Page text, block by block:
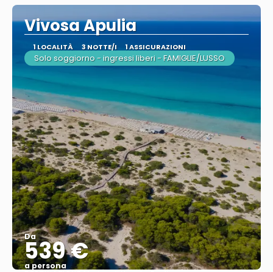
Vivosa Apulia
1 LOCALITÀ 3 NOTTE/I 1 ASSICURAZIONI
Solo soggiorno - ingressi liberi - FAMIGLIE/LUSSO
Da
539 €
a persona